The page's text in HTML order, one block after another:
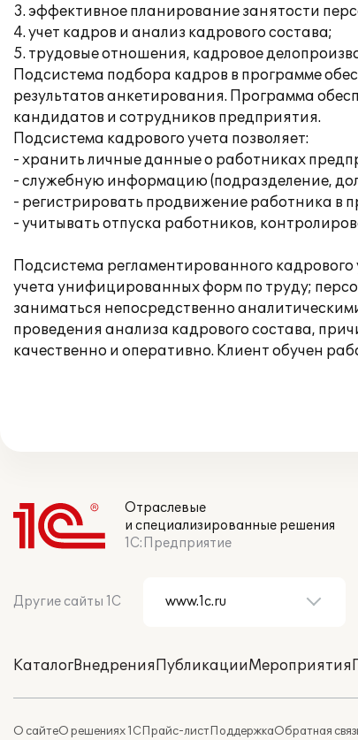
3. эффективное планирование занятости
4. учет кадров и анализ кадрового состава;
5. трудовые отношения, кадровое
Подсистема подбора кадров в программе
результатов анкетирования. Программа
кандидатов и сотрудников предприятия.
Подсистема кадрового учета позволяет:
- хранить личные данные о работниках
- служебную информацию (подразделение,
- регистрировать продвижение работника в
- учитывать отпуска работников,
Подсистема регламентированного
учета унифицированных форм по труду;
заниматься непосредственно
проведения анализа кадрового состава,
качественно и оперативно. Клиент обучен
Отраслевые
и специализированные решения
1С:Предприятие
Другие сайты 1С
КаталогВнедренияПубликацииМероприятия
О сайтеО решениях 1СПрайс-листПоддержкаОбратная